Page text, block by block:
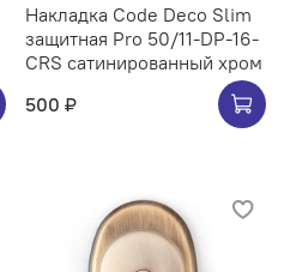
Накладка Code Deco Slim
защитная Pro 50/11-DP-16-
CRS сатинированный хром
500 ₽